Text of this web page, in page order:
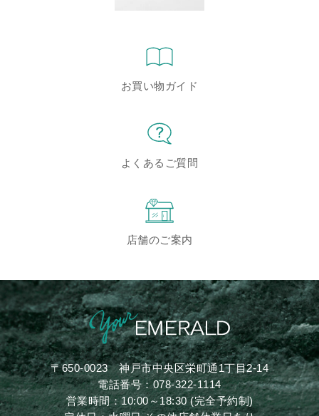
お買い物ガイド
よくあるご質問
店舗のご案内
〒650-0023神戸市中央区栄町通1丁目2-14
電話番号：078-322-1114
営業時間：10:00～18:30 (完全予約制)